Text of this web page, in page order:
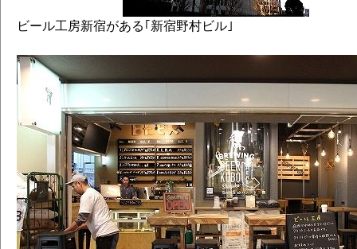
ビール工房新宿がある｢新宿野村ビル｣